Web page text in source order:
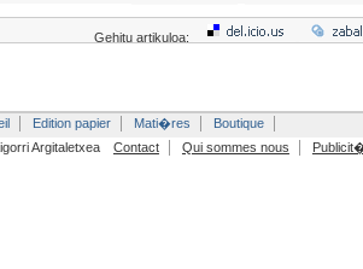
Gehitu artikuloa:
Edition papier Mati�res
Boutique
Argitaletxea
Contact Qui sommes nous